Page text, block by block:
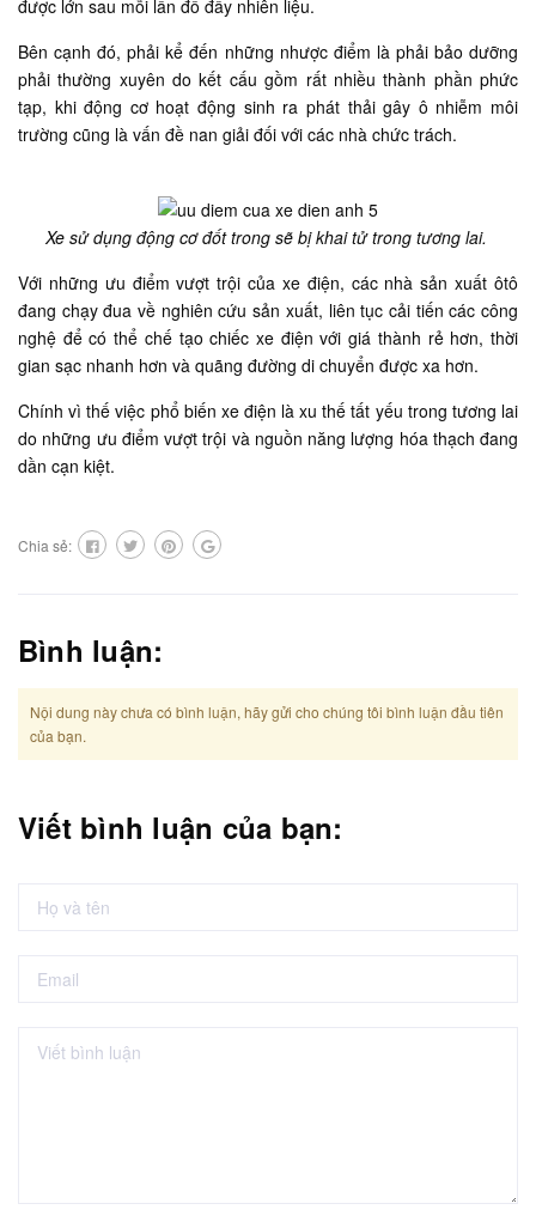
được lớn sau mỗi lần đổ đầy nhiên liệu.
Bên cạnh đó, phải kể đến những nhược điểm là phải bảo dưỡng
phải thường xuyên do kết cấu gồm rất nhiều thành phần phức
tạp, khi động cơ hoạt động sinh ra phát thải gây ô nhiễm môi
trường cũng là vấn đề nan giải đối với các nhà chức trách.
Xe sử dụng động cơ đốt trong sẽ bị khai tử trong tương lai.
Với những ưu điểm vượt trội của xe điện, các nhà sản xuất ôtô
đang chạy đua về nghiên cứu sản xuất, liên tục cải tiến các công
nghệ để có thể chế tạo chiếc xe điện với giá thành rẻ hơn, thời
gian sạc nhanh hơn và quãng đường di chuyển được xa hơn.
Chính vì thế việc phổ biến xe điện là xu thế tất yếu trong tương lai
do những ưu điểm vượt trội và nguồn năng lượng hóa thạch đang
dần cạn kiệt.
Chia sẻ:
Bình luận:
Nội dung này chưa có bình luận, hãy gửi cho chúng tôi bình luận đầu tiên
của bạn.
Viết bình luận của bạn: